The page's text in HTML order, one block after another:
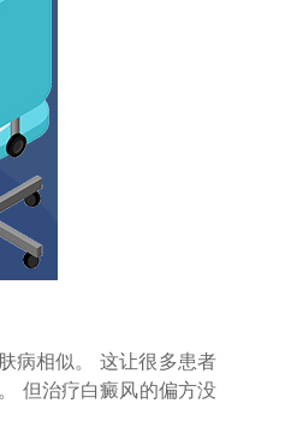
病相似。 这让很多患者
但治疗白癜风的偏方没